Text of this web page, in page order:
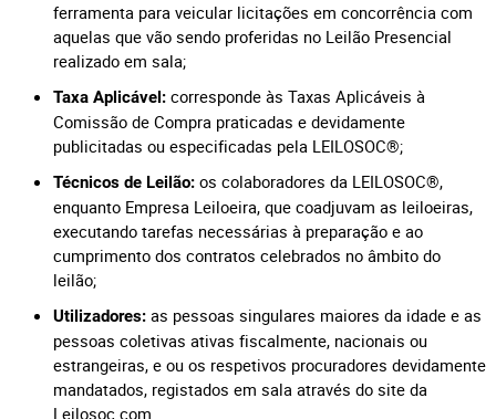
ferramenta para veicular licitações em concorrência com
aquelas que vão sendo proferidas no Leilão Presencial
realizado em sala;
Taxa Aplicável: corresponde às Taxas Aplicáveis à
Comissão de Compra praticadas e devidamente
publicitadas ou especificadas pela LEILOSOC®;
Técnicos de Leilão: os colaboradores da LEILOSOC®,
enquanto Empresa Leiloeira, que coadjuvam as leiloeiras,
executando tarefas necessárias à preparação e ao
cumprimento dos contratos celebrados no âmbito do
leilão;
Utilizadores: as pessoas singulares maiores da idade e as
pessoas coletivas ativas fiscalmente, nacionais ou
estrangeiras, e ou os respetivos procuradores devidamente
mandatados, registados em sala através do site da
Leilosoc.com.